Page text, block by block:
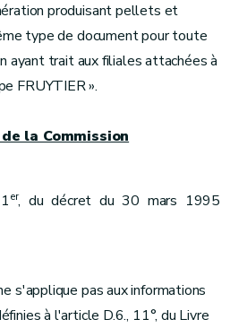
produisant pellets et
type de document pour toute
ayant trait aux filiales attachées à
FRUYTIER ».
la Commission
er, du décret du 30 mars 1995
s'applique pas aux informations
à l'article D.6., 11°, du Livre